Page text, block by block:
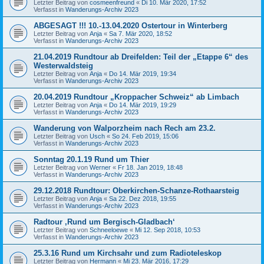
Letzter Beitrag von cosmeenfreund « Di 10. Mär 2020, 17:52
Verfasst in Wanderungs-Archiv 2023
ABGESAGT !!! 10.-13.04.2020 Ostertour in Winterberg
Letzter Beitrag von Anja « Sa 7. Mär 2020, 18:52
Verfasst in Wanderungs-Archiv 2023
21.04.2019 Rundtour ab Dreifelden: Teil der „Etappe 6“ des
Westerwaldsteig
Letzter Beitrag von Anja « Do 14. Mär 2019, 19:34
Verfasst in Wanderungs-Archiv 2023
20.04.2019 Rundtour „Kroppacher Schweiz“ ab Limbach
Letzter Beitrag von Anja « Do 14. Mär 2019, 19:29
Verfasst in Wanderungs-Archiv 2023
Wanderung von Walporzheim nach Rech am 23.2.
Letzter Beitrag von Usch « So 24. Feb 2019, 15:06
Verfasst in Wanderungs-Archiv 2023
Sonntag 20.1.19 Rund um Thier
Letzter Beitrag von Werner « Fr 18. Jan 2019, 18:48
Verfasst in Wanderungs-Archiv 2023
29.12.2018 Rundtour: Oberkirchen-Schanze-Rothaarsteig
Letzter Beitrag von Anja « Sa 22. Dez 2018, 19:55
Verfasst in Wanderungs-Archiv 2023
Radtour ‚Rund um Bergisch-Gladbach‘
Letzter Beitrag von Schneeloewe « Mi 12. Sep 2018, 10:53
Verfasst in Wanderungs-Archiv 2023
25.3.16 Rund um Kirchsahr und zum Radioteleskop
Letzter Beitrag von Hermann « Mi 23. Mär 2016, 17:29